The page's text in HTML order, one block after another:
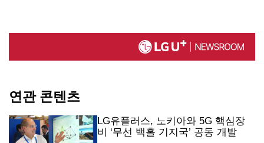
연관 콘텐츠
LG유플러스, 노키아와 5G 핵심장
비 ‘무선 백홀 기지국’ 공동 개발